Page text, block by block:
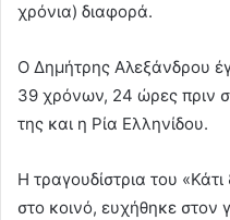
χρόνια) διαφορά.
Ο Δημήτρης Αλεξάνδρου
39 χρόνων, 24 ώρες πριν
της και η Ρία Ελληνίδου.
Η τραγουδίστρια του
στο κοινό, ευχήθηκε στον